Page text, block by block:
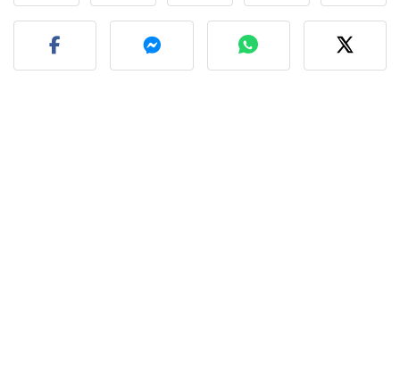
Publicar la foto de esta